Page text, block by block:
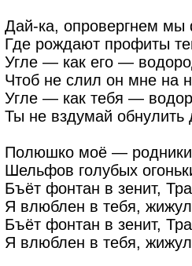
Дай-ка, опровергнем мы
Где рождают профиты
Угле — как его —
Чтоб не слил он мне на
Угле — как тебя —
Ты не вздумай обнулить
Полюшко моё —
Шельфов голубых
Бъёт фонтан в зенит,
Я влюблен в тебя,
Бъёт фонтан в зенит,
Я влюблен в тебя,